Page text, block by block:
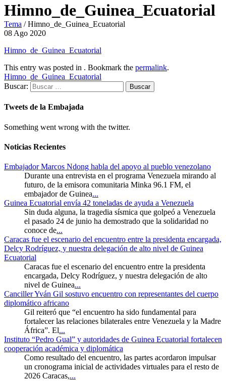
Himno_de_Guinea_Ecuatorial
Tema /Himno_de_Guinea_Ecuatorial
08 Ago 2020
Himno_de_Guinea_Ecuatorial
This entry was posted in . Bookmark the permalink.
Himno_de_Guinea_Ecuatorial
Buscar:
Tweets de la Embajada
Something went wrong with the twitter.
Noticias Recientes
Embajador Marcos Ndong habla del apoyo al pueblo venezolano
Durante una entrevista en el programa Venezuela mirando al
futuro, de la emisora comunitaria Minka 96.1 FM, el
embajador de Guinea...
Guinea Ecuatorial envía 42 toneladas de ayuda a Venezuela
Sin duda alguna, la tragedia sísmica que golpeó a Venezuela
el pasado 24 de junio ha demostrado que la solidaridad no
conoce de...
Caracas fue el escenario del encuentro entre la presidenta encargada,
Delcy Rodríguez, y nuestra delegación de alto nivel de Guinea
Ecuatorial
Caracas fue el escenario del encuentro entre la presidenta
encargada, Delcy Rodríguez, y nuestra delegación de alto
nivel de Guinea...
Canciller Yván Gil sostuvo encuentro con representantes del cuerpo
diplomático africano
Gil reiteró que “el encuentro ha sido fundamental para
fortalecer las relaciones bilaterales entre Venezuela y la Madre
África”. El...
Instituto “Pedro Gual” y autoridades de Guinea Ecuatorial fortalecen
cooperación académica y diplomática
Como resultado del encuentro, las partes acordaron impulsar
un cronograma inicial de actividades virtuales para el resto de
2026 Caracas,...